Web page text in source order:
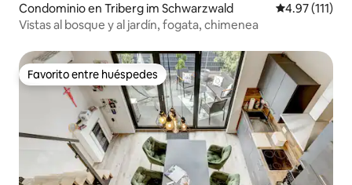
Condominio en Triberg im Schwarzwald Calificación
4.97 (111)
Vistas al bosque y al jardín, fogata, chimenea
Favorito entre huéspedes
Favorito entre huéspedes